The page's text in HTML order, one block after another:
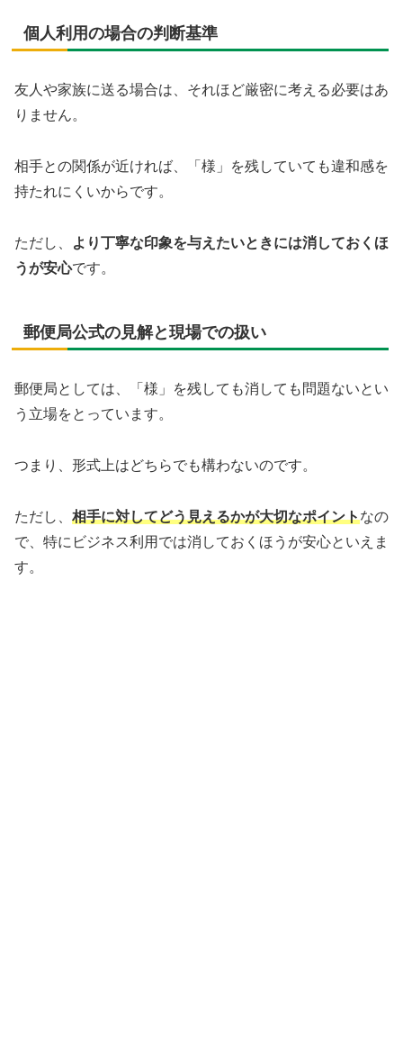
個人利用の場合の判断基準
友人や家族に送る場合は、それほど厳密に考える必要はあ
りません。
相手との関係が近ければ、「様」を残していても違和感を
持たれにくいからです。
ただし、
より丁寧な印象を与えたいときには消しておくほ
うが安心です。
郵便局公式の見解と現場での扱い
郵便局としては、「様」を残しても消しても問題ないとい
う立場をとっています。
つまり、形式上はどちらでも構わないのです。
ただし、 相手に対してどう見えるかが大切なポイントなの
で、特にビジネス利用では消しておくほうが安心といえま
す。